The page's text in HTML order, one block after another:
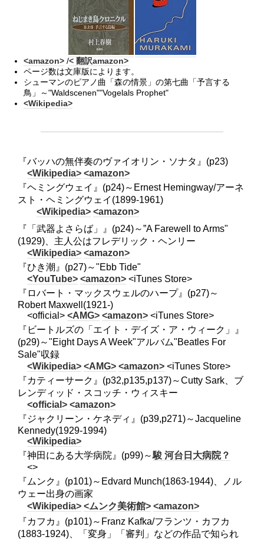
<amazon> /< 翻訳amazon>
ページ数は文庫版によります。
シューマンのピアノ曲「森の情景」の第七曲「予言する
鳥」～"Waldscenen""Vogelals Prophet"
<Wikipedia>
『バッハの無伴奏のヴァイオリン・ソナタ』(p23)
<Wikipedia> <amazon>
『ヘミングウェイ』(p24)～Ernest Hemingway/アーネ
スト・ヘミングウェイ(1899-1961)
<Wikipedia> <amazon>
『「武器よさらば」』(p24)～”A Farewell to Arms"
(1929)、主人公はフレデリック・ヘンリー
<Wikipedia> <amazon>
『ひき潮』(p27)～"Ebb Tide"
<YouTube> <amazon> <iTunes Store>
『ロバート・マックスウェルのハープ』(p27)～
Robert Maxwell(1921-)
<official> <AMG> <amazon> <iTunes Store>
『ビートルズの「エイト・デイズ・ア・ウィーク」』
(p29)～"Eight Days A Week"アルバム"Beatles For
Sale"収録
<Wikipedia> <AMG> <amazon> <iTunes Store>
『カティーサーク』(p32,p135,p137)～Cutty Sark、ブ
レンディッド・スコッチ・ウィスキー
<official> <amazon>
『ジャクリーン・ケネディ』(p39,p271)～Jacqueline
Kennedy(1929-1994)
<Wikipedia>
『神田にある大学病院』(p99)～駿 河台日大病院？
<>
『ムンク』(p101)～Edvard Munch(1863-1944)、ノル
ウェー出身の画家
<Wikipedia> <ムンク美術館> <amazon>
『カフカ』(p101)～Franz Kafka/フランツ・カフカ
(1883-1924)、「変身」「審判」などの作品で知られ